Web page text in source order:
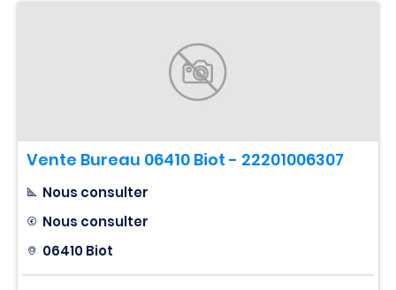
Vente Bureau 06410 Biot - 22201006307
Nous consulter
Nous consulter
06410 Biot